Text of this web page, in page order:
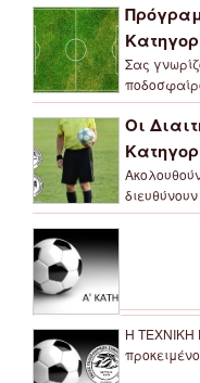
Σας
Οι
Η ΤΕΧΝΙΚΗ